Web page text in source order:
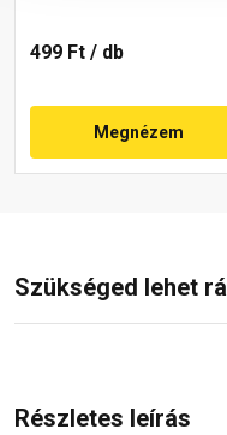
499 Ft / db
Megnézem
Szükséged lehet rá
Részletes leírás